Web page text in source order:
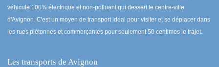
véhicule 100% électrique et non-polluant qui dessert le centre-ville
d'Avignon. C'est un moyen de transport idéal pour visiter et se déplacer dans
les rues piétonnes et commerçantes pour seulement 50 centimes le trajet.
Les transports de Avignon